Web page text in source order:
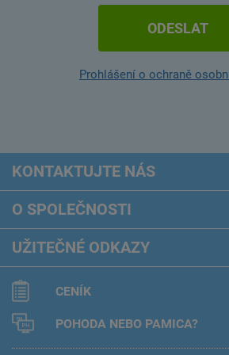
Prohlášení o ochraně
KONTAKTUJTE NÁS
O SPOLEČNOSTI
UŽITEČNÉ ODKAZY
CENÍK
POHODA NEBO PAMICA?